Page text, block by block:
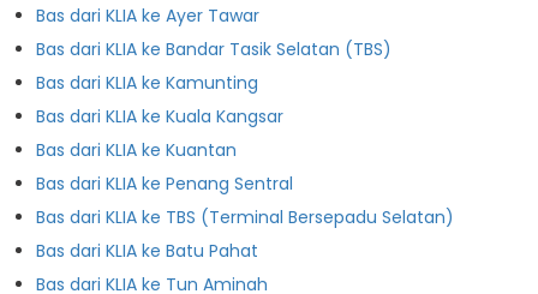
Bas dari KLIA ke Ayer Tawar
Bas dari KLIA ke Bandar Tasik Selatan (TBS)
Bas dari KLIA ke Kamunting
Bas dari KLIA ke Kuala Kangsar
Bas dari KLIA ke Kuantan
Bas dari KLIA ke Penang Sentral
Bas dari KLIA ke TBS (Terminal Bersepadu Selatan)
Bas dari KLIA ke Batu Pahat
Bas dari KLIA ke Tun Aminah